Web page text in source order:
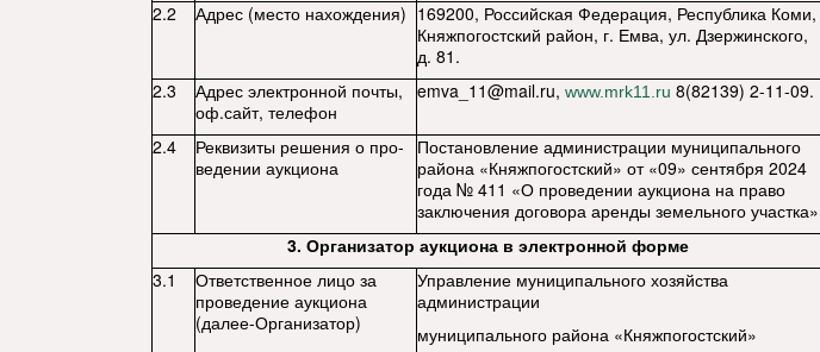
2.2
Адрес (место нахождения) 169200, Российская Федерация, Республика Коми,
Княжпогостский район, г. Емва, ул. Дзержинского,
д. 81.
2.3
Адрес электронной почты,
оф.сайт, телефон
emva _11@mail.ru, www.mrk11.ru 8(82139) 2-11-09.
2.4
Реквизиты решения о про-
ведении аукциона
Постановление администрации муниципального
района «Княжпогостский» от «09» сентября 2024
года № 411 «О проведении аукциона на право
заключения договора аренды земельного участка»
3. Организатор аукциона в электронной форме
3.1
Ответственное лицо за
проведение аукциона
(далее-Организатор)
Управление муниципального хозяйства
администрации
муниципального района «Княжпогостский»